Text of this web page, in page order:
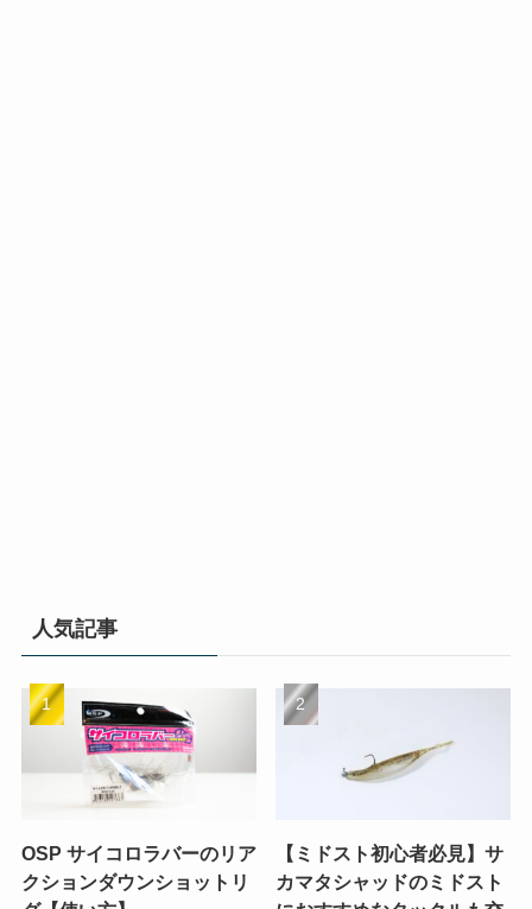
人気記事
OSP サイコロラバーのリア
クションダウンショットリ
【ミドスト初心者必見】サ
カマタシャッドのミドスト